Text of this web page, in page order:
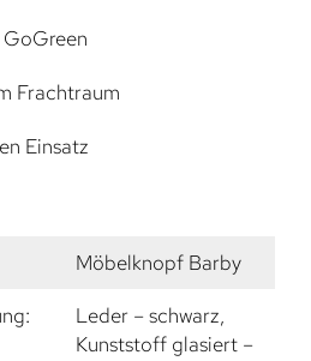
Frachtraum
Einsatz
Möbelknopf Barby
Leder – schwarz,
Kunststoff glasiert –